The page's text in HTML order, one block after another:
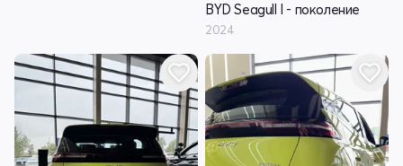
BYD Seagull I - поколение
2024